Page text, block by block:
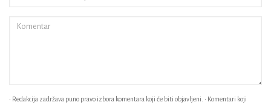
• Redakcija zadržava puno pravo izbora komentara koji će biti objavljeni. • Komentari koji